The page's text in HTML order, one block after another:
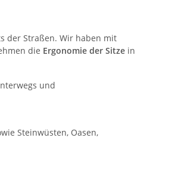
der Straßen. Wir haben mit
die Ergonomie der Sitze in
und
Steinwüsten, Oasen,